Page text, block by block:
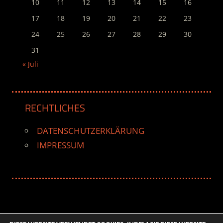
10
11 12 13 14 15
16
17
18 19 20 21 22
23
24
25 26 27 28 29
30
31
« Juli
RECHTLICHES
DATENSCHUTZERKLÄRUNG
IMPRESSUM